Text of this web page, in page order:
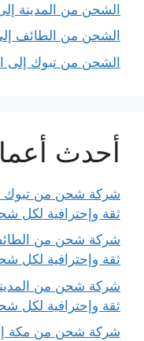
الشحن من المدينة
الشحن من الطائف
الشحن من تبوك إلى
أحدث
شركة شحن من تبوك
ثقة وإحترافية لكل
شركة شحن من
ثقة وإحترافية لكل
شركة شحن من
ثقة وإحترافية لكل
شركة شحن من مكة